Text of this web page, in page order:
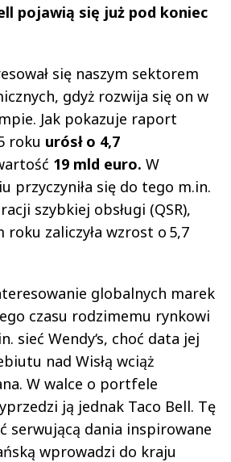
pojawią się już pod koniec
się naszym sektorem
gdyż rozwija się on w
Jak pokazuje raport
roku urósł o 4,7
19 mld euro. W
przyczyniła się do tego m.in.
szybkiej obsługi (QSR),
roku zaliczyła wzrost o 5,7
globalnych marek
czasu rodzimemu rynkowi
sieć Wendy‘s, choć data jej
nad Wisłą wciąż
W walce o portfele
ją jednak Taco Bell. Tę
serwującą dania inspirowane
wprowadzi do kraju